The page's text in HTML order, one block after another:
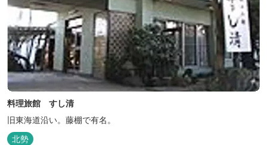
料理旅館 すし清
旧東海道沿い。藤棚で有名。
北勢